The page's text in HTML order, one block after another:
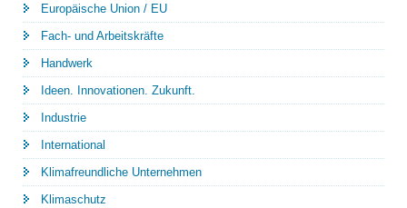
Europäische Union / EU
Fach- und Arbeitskräfte
Handwerk
Ideen. Innovationen. Zukunft.
Industrie
International
Klimafreundliche Unternehmen
Klimaschutz